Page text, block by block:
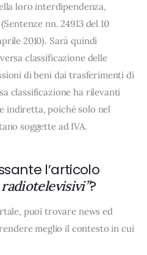
loro interdipendenza,
nn. 24913 del 10
2010). Sarà quindi
classificazione delle
di beni dai trasferimenti di
classificazione ha rilevanti
indiretta, poiché solo nel
soggette ad IVA.
l’articolo
?
puoi trovare news ed
meglio il contesto in cui